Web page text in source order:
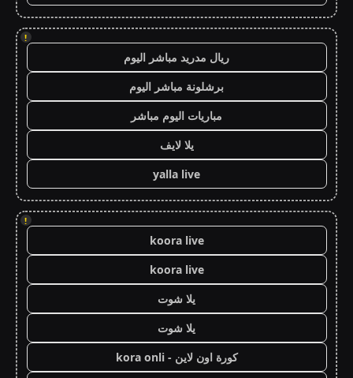
!
ريال مدريد مباشر اليوم
برشلونة مباشر اليوم
مباريات اليوم مباشر
يلا لايف
yalla live
!
koora live
koora live
يلا شوت
يلا شوت
كورة اون لاين - kora onli